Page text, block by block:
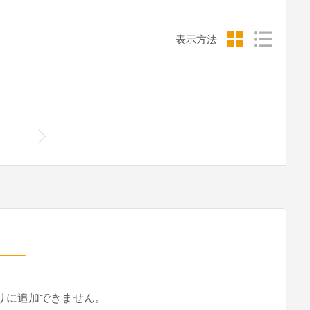
表示方法
追加できません。